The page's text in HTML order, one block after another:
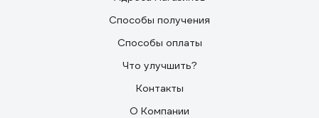
Способы получения
Способы оплаты
Что улучшить?
Контакты
О Компании